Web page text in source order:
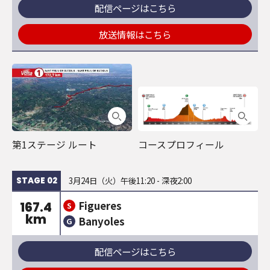
配信ページはこちら
放送情報はこちら
第1ステージ ルート コースプロフィール
STAGE 02 3月24日（火）午後11:20 - 深夜2:00
167.4
km
S Figueres
G Banyoles
配信ページはこちら